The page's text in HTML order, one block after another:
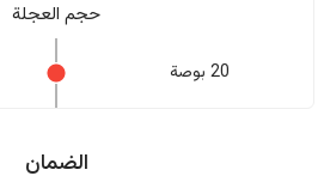
حجم العجلة
20 بوصة
الضمان